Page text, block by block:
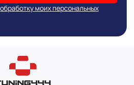
обработку моих персональных